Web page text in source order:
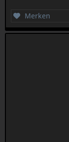
Merken